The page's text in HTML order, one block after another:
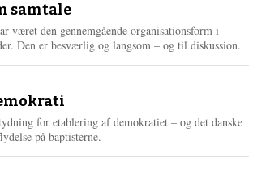
samtale
været den gennemgående organisationsform i
Den er besværlig og langsom – og til diskussion.
for etablering af demokratiet – og det danske
på baptisterne.